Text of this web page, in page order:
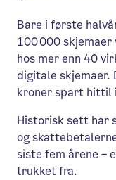
Bare i første
100 000 skjemaer
hos mer enn 40
digitale skjemaer.
kroner spart hittil
Historisk sett har
og
siste fem årene –
trukket fra.